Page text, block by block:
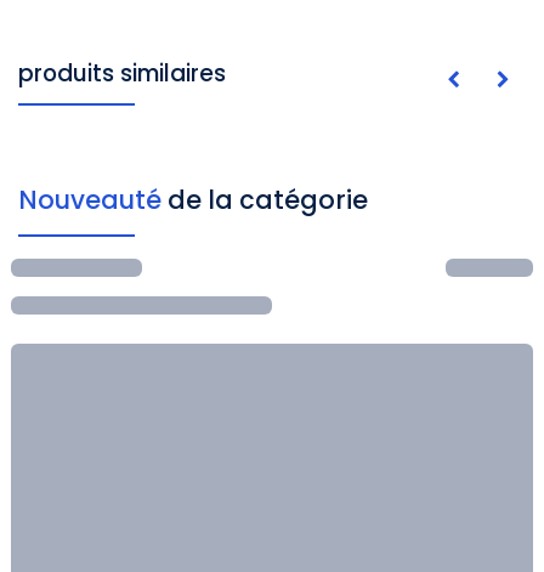
produits similaires
Nouveauté de la catégorie